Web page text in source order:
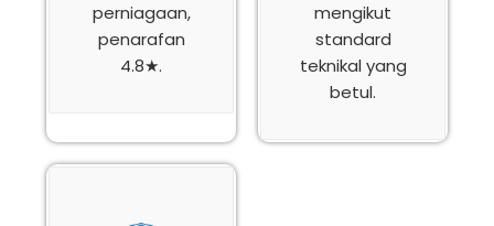
perniagaan,
penarafan
4.8★.
mengikut
standard
teknikal yang
betul.